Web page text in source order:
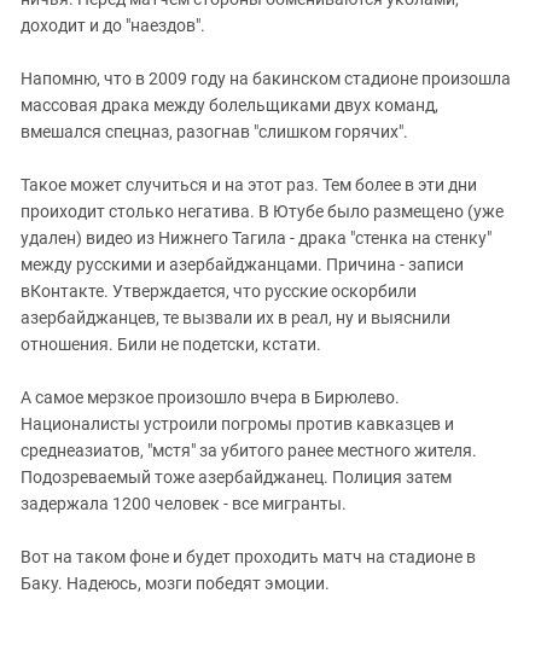
ЗАСТАВЛЯЕТ
МОБИЛИЗАЦИЯ И ПРОТЕСТЫ
Дагестан
Калмыкия
Краснодарский край
Нагорный Карабах
Российская Федерация
Ростовская область
Северная Осетия - Алания
СКФО
Ставропольский край
Чечня
Южная Осетия
ЮФО
доходит и до "наездов".
Напомню, что в 2009 году на бакинском стадионе произошла
массовая драка между болельщиками двух команд,
вмешался спецназ, разогнав "слишком горячих".
Такое может случиться и на этот раз. Тем более в эти дни
проиходит столько негатива. В Ютубе было размещено (уже
удален) видео из Нижнего Тагила - драка "стенка на стенку"
между русскими и азербайджанцами. Причина - записи
вКонтакте. Утверждается, что русские оскорбили
азербайджанцев, те вызвали их в реал, ну и выяснили
отношения. Били не подетски, кстати.
А самое мерзкое произошло вчера в Бирюлево.
Националисты устроили погромы против кавказцев и
среднеазиатов, "мстя" за убитого ранее местного жителя.
Подозреваемый тоже азербайджанец. Полиция затем
задержала 1200 человек - все мигранты.
Вот на таком фоне и будет проходить матч на стадионе в
Баку. Надеюсь, мозги победят эмоции.